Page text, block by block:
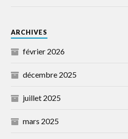
ARCHIVES
février 2026
décembre 2025
juillet 2025
mars 2025